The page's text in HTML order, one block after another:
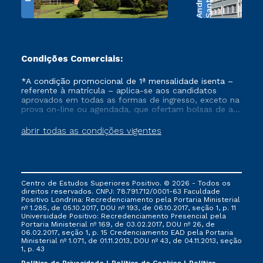
Condições Comerciais:
abrir todas as condições vigentes
*A condição promocional de 1ª mensalidade isenta –
referente à matrícula – aplica-se aos candidatos
aprovados em todas as formas de ingresso, exceto na
prova on-line ou agendada, que ofertam bolsas de até
vigente, que ainda não tenham efetivado e/ou não
tenham cancelado ou trancado sua matrícula em uma
via FIES, Prouni e outros programas governamentais, e
não se acumula com nenhuma outra campanha
ofertada pela Instituição.
Centro de Estudos Superiores Positivo. © 2026 - Todos os
direitos reservados. CNPJ: 78.791.712/0001-63 Faculdade
Positivo Londrina: Recredenciamento pela Portaria Ministerial
nº 1.285, de 05.10.2017, DOU nº 193, de 06.10.2017, seção 1, p. 11
Universidade Positivo: Recredenciamento Presencial ​pela
Portaria Ministerial nº 169, de 03.02.2017, DOU nº 26, de
06.02.2017, seção 1, p. 15 Credenciamento EAD pela Portaria
Ministerial nº 1.071, de 01.11.2013, DOU nº 43, de 04.11.2013, seção
1, p. 43